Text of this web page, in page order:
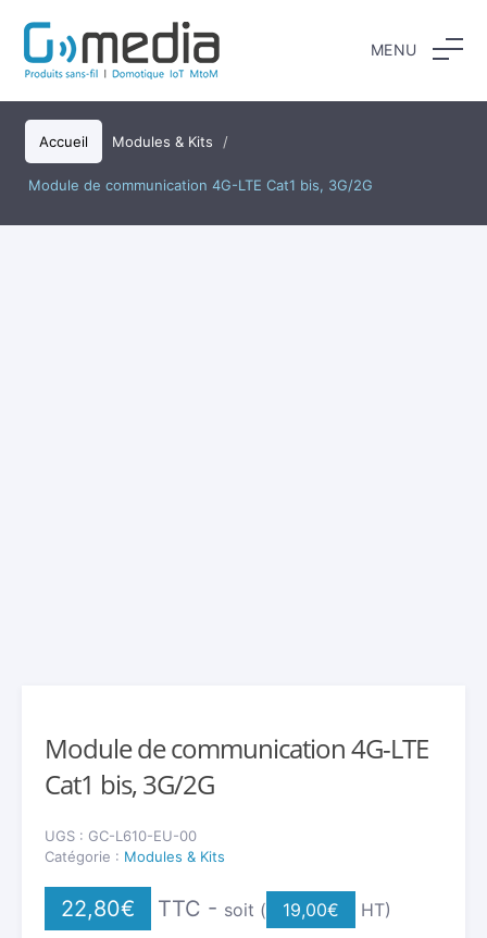
contenu
MENU
Accueil Modules & Kits /
Module de communication 4G-LTE Cat1 bis, 3G/2G
Module de communication 4G-LTE
Cat1 bis, 3G/2G
22,80€ TTC - soit ( 19,00€ HT)
UGS : GC-L610-EU-00
Catégorie : Modules & Kits